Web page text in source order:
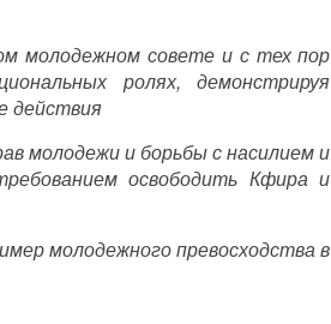
молодежном совете и с тех пор
ролях, демонстрируя
действия
молодежи и борьбы с насилием и
освободить Кфира и
молодежного превосходства в